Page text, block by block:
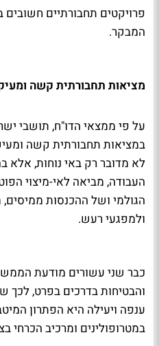
פרויקטים תחבורתיים חשובים
המבקר.
מציאות תחבורתית קשה
על פי ממצאי הדו"ח, תושבי
במציאות תחבורתית קשה
לא מדובר רק באי נוחות, אלא
העבודה, מביאה לאי-מיצוי
הגולמי ושל ההכנסות ממיסים,
ולמפגעי רעש.
כבר שני עשורים מודעת
והבטיחות בדרכים בפרט, לכך
ענפה ויעילה היא הפתרון
במטרופולינים ומרכיב